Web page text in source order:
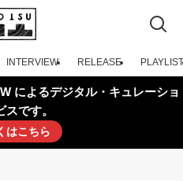
INTERVIEW RELEASE PLAYLIST
によるデジタル・キュレーショ
スです。
はこちら